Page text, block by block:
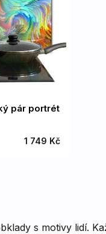
pár portrét
1 749 Kč
s motivy lidí.